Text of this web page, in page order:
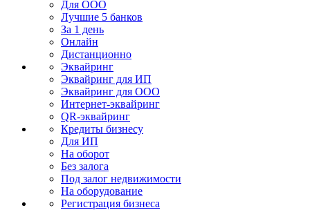
Для ООО
Лучшие 5 банков
За 1 день
Онлайн
Дистанционно
Эквайринг
Эквайринг для ИП
Эквайринг для ООО
Интернет-эквайринг
QR-эквайринг
Кредиты бизнесу
Для ИП
На оборот
Без залога
Под залог недвижимости
На оборудование
Регистрация бизнеса